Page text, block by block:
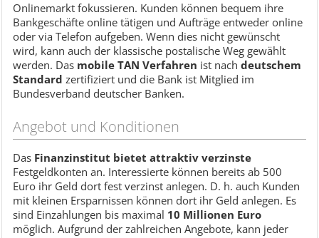
Onlinemarkt fokussieren. Kunden können bequem ihre
Bankgeschäfte online tätigen und Aufträge entweder online
oder via Telefon aufgeben. Wenn dies nicht gewünscht
wird, kann auch der klassische postalische Weg gewählt
werden. Das mobile TAN Verfahren ist nach deutschem
Standard zertifiziert und die Bank ist Mitglied im
Bundesverband deutscher Banken.
Angebot und Konditionen
Das Finanzinstitut bietet attraktiv verzinste
Festgeldkonten an. Interessierte können bereits ab 500
Euro ihr Geld dort fest verzinst anlegen. D. h. auch Kunden
mit kleinen Ersparnissen können dort ihr Geld anlegen. Es
sind Einzahlungen bis maximal 10 Millionen Euro
möglich. Aufgrund der zahlreichen Angebote, kann jeder